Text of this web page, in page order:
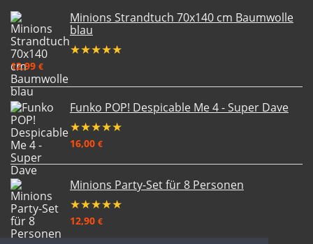
Minions Strandtuch 70x140 cm Baumwolle
blau
★★★★★
12,99 €
Funko POP! Despicable Me 4 - Super Dave
★★★★★
16,00 €
Minions Party-Set für 8 Personen
★★★★★
12,90 €